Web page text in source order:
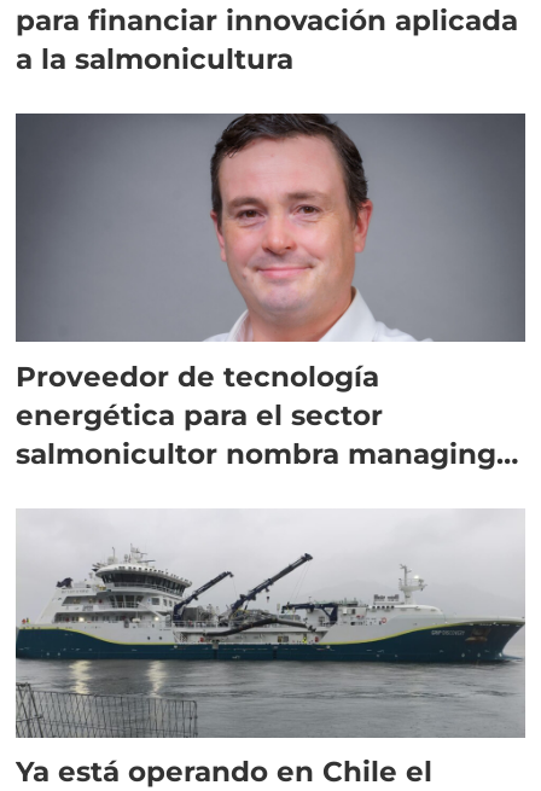
para financiar innovación aplicada
a la salmonicultura
Proveedor de tecnología
energética para el sector
salmonicultor nombra managing
Ya está operando en Chile el